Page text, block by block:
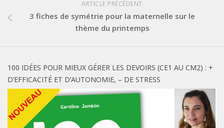
ARTICLE PRÉCÉDENT
3 fiches de symétrie pour la maternelle sur le
thème du printemps
100 IDÉES POUR MIEUX GÉRER LES DEVOIRS (CE1 AU CM2) : +
D’EFFICACITÉ ET D’AUTONOMIE, – DE STRESS